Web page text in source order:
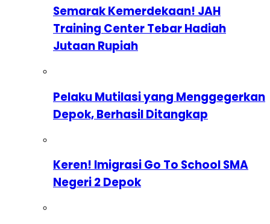
Semarak Kemerdekaan! JAH
Training Center Tebar Hadiah
Jutaan Rupiah
Pelaku Mutilasi yang Menggegerkan
Depok, Berhasil Ditangkap
Keren! Imigrasi Go To School SMA
Negeri 2 Depok